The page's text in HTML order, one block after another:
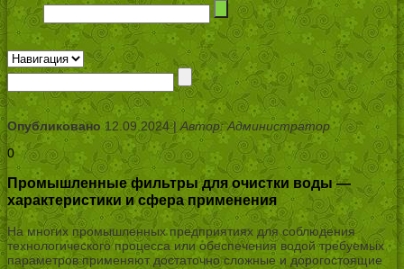
Опубликовано12.09.2024 |Автор: Администратор
0
Промышленные фильтры для очистки воды —
характеристики и сфера применения
На многих промышленных предприятиях для соблюдения
технологического процесса или обеспечения водой требуемых
параметров применяют достаточно сложные и дорогостоящие